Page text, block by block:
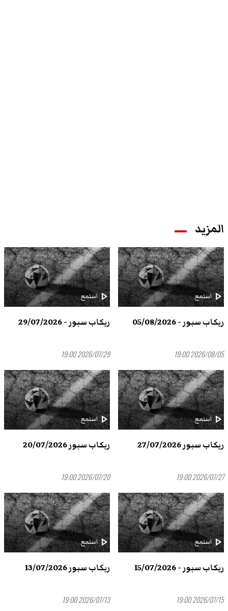
المزيد
play_arrowاستمع
ريكاب سبور - 05/08/2026
2026/08/05 19:00
play_arrowاستمع
ريكاب سبور - 29/07/2026
2026/07/29 19:00
play_arrowاستمع
ريكاب سبور 27/07/2026
2026/07/27 19:00
play_arrowاستمع
ريكاب سبور 20/07/2026
2026/07/20 19:00
play_arrowاستمع
ريكاب سبور - 15/07/2026
2026/07/15 19:00
play_arrowاستمع
ريكاب سبور 13/07/2026
2026/07/13 19:00